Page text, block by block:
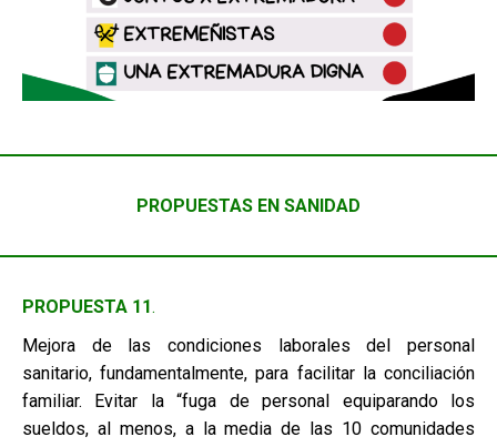
PROPUESTAS EN SANIDAD
PROPUESTA 11.
Mejora de las condiciones laborales del personal
sanitario, fundamentalmente, para facilitar la conciliación
familiar. Evitar la “fuga de personal equiparando los
sueldos, al menos, a la media de las 10 comunidades